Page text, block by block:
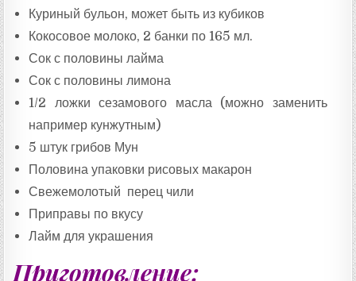
Куриный бульон, может быть из кубиков
Кокосовое молоко, 2 банки по 165 мл.
Сок с половины лайма
Сок с половины лимона
1/2 ложки сезамового масла (можно заменить
например кунжутным)
5 штук грибов Мун
Половина упаковки рисовых макарон
Свежемолотый перец чили
Приправы по вкусу
Лайм для украшения
Приготовление: